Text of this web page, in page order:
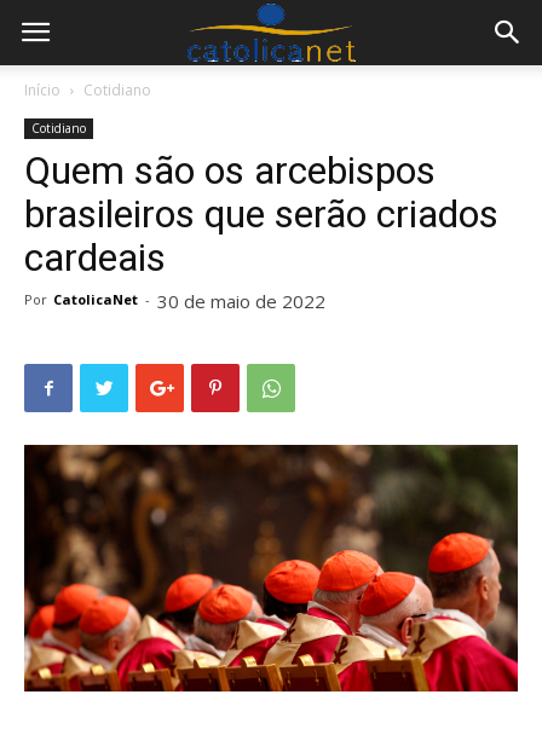
Início Cotidiano
Cotidiano
Quem são os arcebispos
brasileiros que serão criados
cardeais
Por CatolicaNet - 30 de maio de 2022